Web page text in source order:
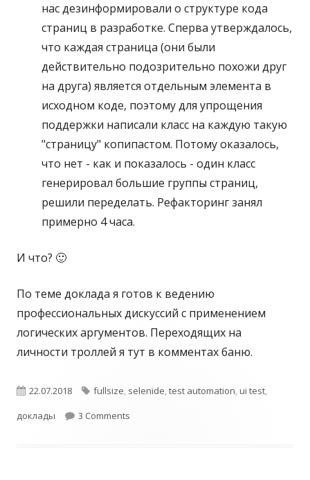
нас дезинформировали о структуре кода
страниц в разработке. Сперва утверждалось,
что каждая страница (они были
действительно подозрительно похожи друг
на друга) является отдельным элемента в
исходном коде, поэтому для упрощения
поддержки написали класс на каждую такую
"страницу" копипастом. Потому оказалось,
что нет - как и показалось - один класс
генерировал большие группы страниц,
решили переделать. Рефакторинг занял
примерно 4 часа.
И что? 🙂
По теме доклада я готов к ведению
профессиональных дискуссий с применением
логических аргументов. Переходящих на
личности троллей я тут в комментах баню.
О
п
22.07.2018
Т
э
fullsize, selenide,test automation,ui test,
доклады
3 Comments